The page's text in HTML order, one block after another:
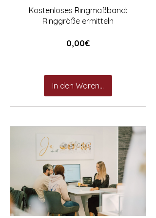
Kostenloses Ringmaßband:
Ringgröße ermitteln
0,00€Preis
In den Warenkorb